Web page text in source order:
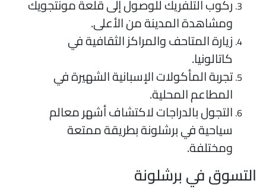
ركوب التلفريك للوصول إلى قلعة مونتجويك
ومشاهدة المدينة من الأعلى.
زيارة المتاحف والمراكز الثقافية في
كاتالونيا.
تجربة المأكولات الإسبانية الشهيرة في
المطاعم المحلية.
التجول بالدراجات لاكتشاف أشهر معالم
سياحية في برشلونة بطريقة ممتعة
ومختلفة.
في برشلونة